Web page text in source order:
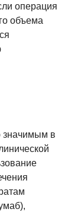
операция
объема
значимым в